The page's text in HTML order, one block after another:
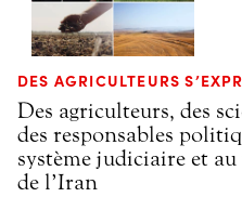
DES AGRICULTEURS
Des agriculteurs, des
des responsables
système judiciaire et
de l’Iran